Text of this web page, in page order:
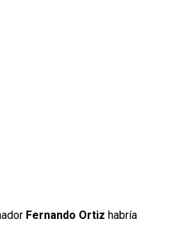
Fernando Ortiz habría